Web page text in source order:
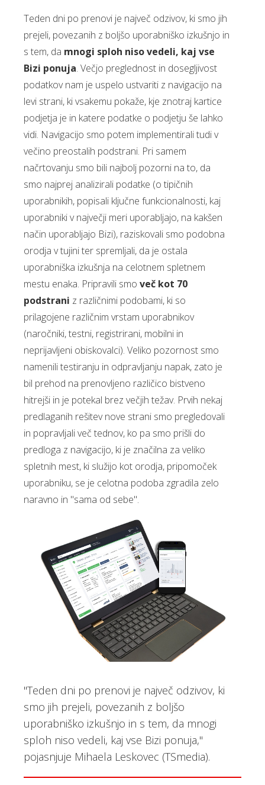
Teden dni po prenovi je največ odzivov, ki smo jih
prejeli, povezanih z boljšo uporabniško izkušnjo in
s tem, da mnogi sploh niso vedeli, kaj vse
Bizi ponuja. Večjo preglednost in dosegljivost
podatkov nam je uspelo ustvariti z navigacijo na
levi strani, ki vsakemu pokaže, kje znotraj kartice
podjetja je in katere podatke o podjetju še lahko
vidi. Navigacijo smo potem implementirali tudi v
večino preostalih podstrani. Pri samem
načrtovanju smo bili najbolj pozorni na to, da
smo najprej analizirali podatke (o tipičnih
uporabnikih, popisali ključne funkcionalnosti, kaj
uporabniki v največji meri uporabljajo, na kakšen
način uporabljajo Bizi), raziskovali smo podobna
orodja v tujini ter spremljali, da je ostala
uporabniška izkušnja na celotnem spletnem
mestu enaka. Pripravili smo več kot 70
podstrani z različnimi podobami, ki so
prilagojene različnim vrstam uporabnikov
(naročniki, testni, registrirani, mobilni in
neprijavljeni obiskovalci). Veliko pozornost smo
namenili testiranju in odpravljanju napak, zato je
bil prehod na prenovljeno različico bistveno
hitrejši in je potekal brez večjih težav. Prvih nekaj
predlaganih rešitev nove strani smo pregledovali
in popravljali več tednov, ko pa smo prišli do
predloga z navigacijo, ki je značilna za veliko
spletnih mest, ki služijo kot orodja, pripomoček
uporabniku, se je celotna podoba zgradila zelo
naravno in "sama od sebe".
"Teden dni po prenovi je največ odzivov, ki
smo jih prejeli, povezanih z boljšo
uporabniško izkušnjo in s tem, da mnogi
sploh niso vedeli, kaj vse Bizi ponuja,"
pojasnjuje Mihaela Leskovec (TSmedia).